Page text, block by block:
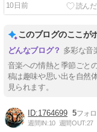
10日前
このブログのここが
多彩な音
音楽への情熱と季節ごと
稿は趣味や思い出を自然
見られます。
1764699 5
週間IN:10 週間OUT:27